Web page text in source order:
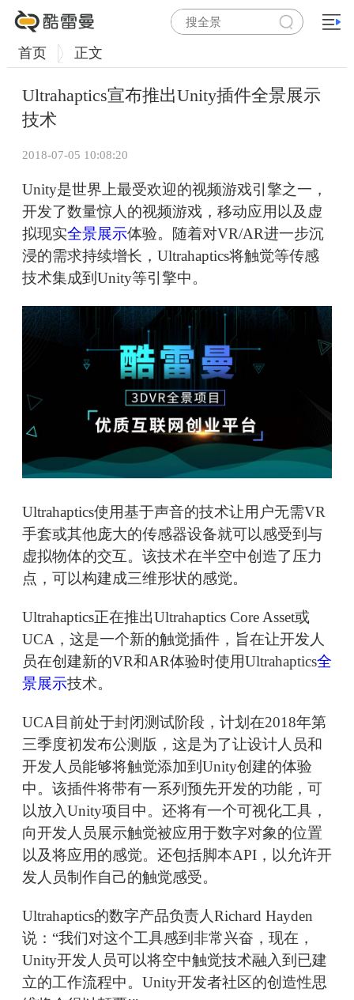
首页 正文
Ultrahaptics宣布推出Unity插件全景展示
技术
2018-07-05 10:08:20
Unity是世界上最受欢迎的视频游戏引擎之一，
开发了数量惊人的视频游戏，移动应用以及虚
拟现实全景展示体验。随着对VR/AR进一步沉
浸的需求持续增长，Ultrahaptics将触觉等传感
技术集成到Unity等引擎中。
Ultrahaptics使用基于声音的技术让用户无需VR
手套或其他庞大的传感器设备就可以感受到与
虚拟物体的交互。该技术在半空中创造了压力
点，可以构建成三维形状的感觉。
Ultrahaptics正在推出Ultrahaptics Core Asset或
UCA，这是一个新的触觉插件，旨在让开发人
员在创建新的VR和AR体验时使用Ultrahaptics全
景展示技术。
UCA目前处于封闭测试阶段，计划在2018年第
三季度初发布公测版，这是为了让设计人员和
开发人员能够将触觉添加到Unity创建的体验
中。该插件将带有一系列预先开发的功能，可
以放入Unity项目中。还将有一个可视化工具，
向开发人员展示触觉被应用于数字对象的位置
以及将应用的感觉。还包括脚本API，以允许开
发人员制作自己的触觉感受。
Ultrahaptics的数字产品负责人Richard Hayden
说：“我们对这个工具感到非常兴奋，现在，
Unity开发人员可以将空中触觉技术融入到已建
立的工作流程中。Unity开发者社区的创造性思